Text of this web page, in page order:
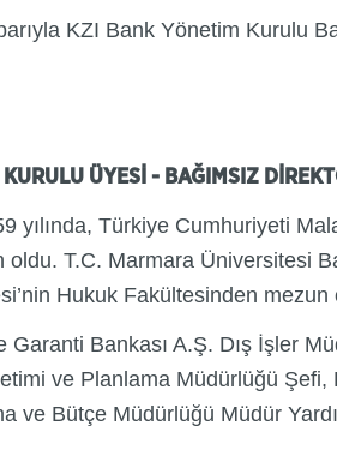
KZI Bank Yönetim Kurulu
ÜYESİ - BAĞIMSIZ
yılında, Türkiye Cumhuriyeti
T.C. Marmara Üniversitesi
Hukuk Fakültesinden mezun
Garanti Bankası A.Ş. Dış İşler
ve Planlama Müdürlüğü
ve Bütçe Müdürlüğü Müdür